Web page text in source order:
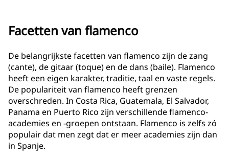
Facetten van flamenco
De belangrijkste facetten van flamenco zijn de zang
(cante), de gitaar (toque) en de dans (baile). Flamenco
heeft een eigen karakter, traditie, taal en vaste regels.
De populariteit van flamenco heeft grenzen
overschreden. In Costa Rica, Guatemala, El Salvador,
Panama en Puerto Rico zijn verschillende flamenco-
academies en -groepen ontstaan. Flamenco is zelfs zó
populair dat men zegt dat er meer academies zijn dan
in Spanje.